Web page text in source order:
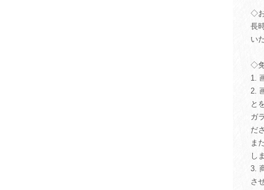
◇
長
い
◇
1.
2.
と
ガ
だ
ま
し
3.
さ